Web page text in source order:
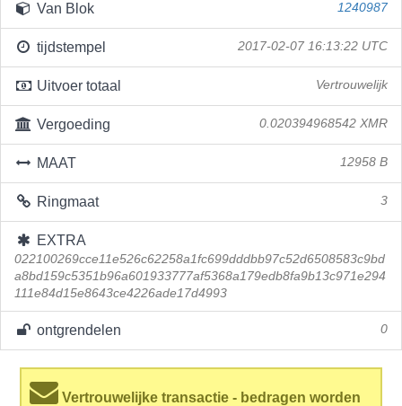
Van Blok 1240987
tijdstempel 2017-02-07 16:13:22 UTC
Uitvoer totaal Vertrouwelijk
Vergoeding 0.020394968542 XMR
MAAT 12958 B
Ringmaat 3
EXTRA
022100269cce11e526c62258a1fc699dddbb97c52d6508583c9bd
a8bd159c5351b96a601933777af5368a179edb8fa9b13c971e294
111e84d15e8643ce4226ade17d4993
ontgrendelen 0
Vertrouwelijke transactie - bedragen worden